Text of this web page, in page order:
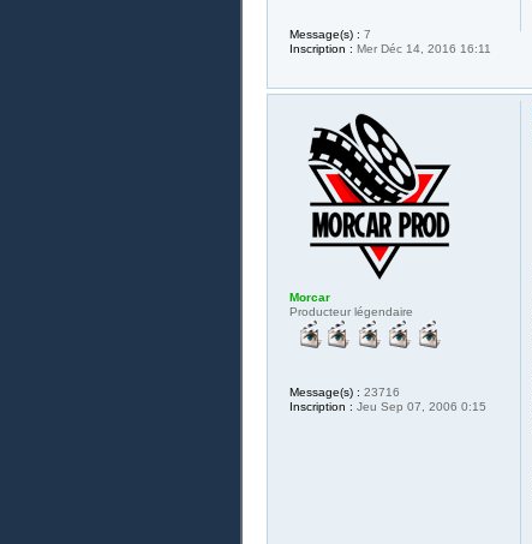
Message(s) : 7
Inscription : Mer Déc 14, 2016 16:11
Morcar
Producteur légendaire
Message(s) : 23716
Inscription : Jeu Sep 07, 2006 0:15